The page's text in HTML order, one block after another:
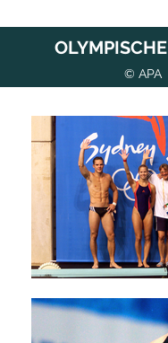
OLYMPISCHE
© APA